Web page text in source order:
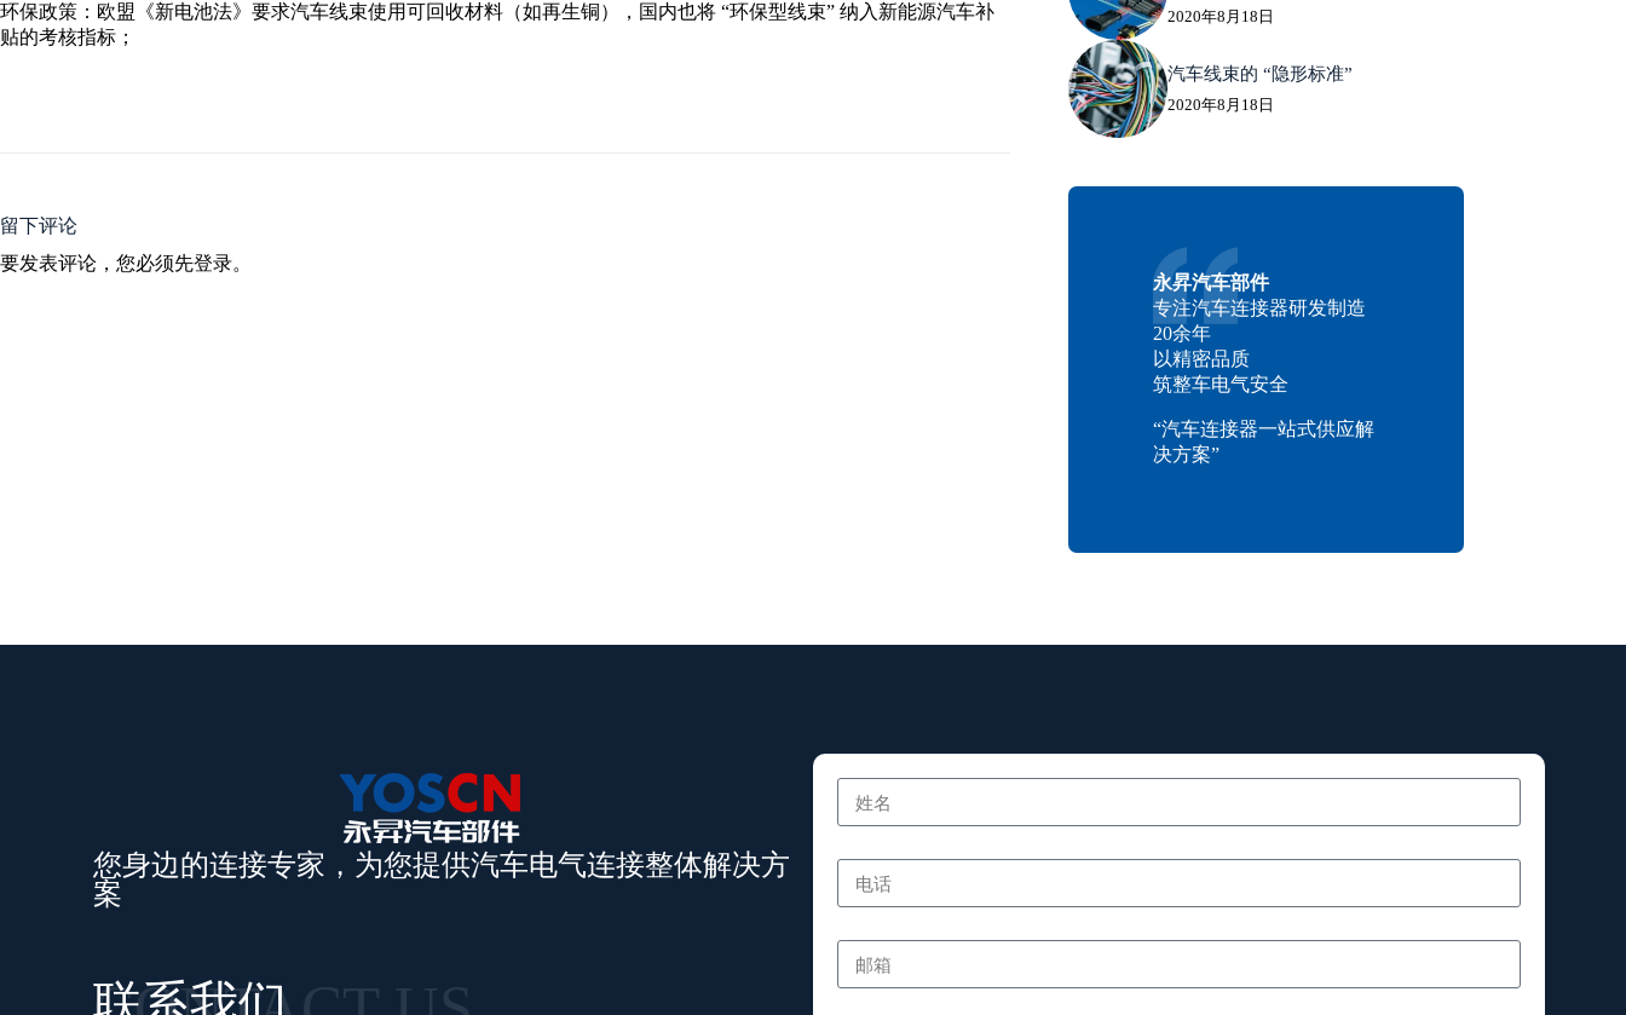
环保政策：欧盟《新电池法》要求汽车线束使用可回收材料（如再生铜），国内也将 “环保型线束” 纳入新能源汽车补
贴的考核指标；
留下评论
要发表评论，您必须先登录。
2020年8月18日
汽车线束的 “隐形标准”
2020年8月18日
永昇汽车部件
专注汽车连接器研发制造
20余年
以精密品质
筑整车电气安全
“汽车连接器一站式供应解
决方案”
您身边的连接专家，为您提供汽车电气连接整体解决方
案
联系我们